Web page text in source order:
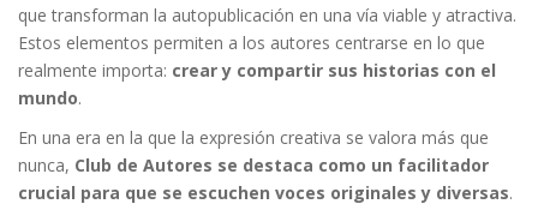
que transforman la autopublicación en una vía viable y atractiva.
Estos elementos permiten a los autores centrarse en lo que
realmente importa: crear y compartir sus historias con el
mundo.
En una era en la que la expresión creativa se valora más que
nunca, Club de Autores se destaca como un facilitador
crucial para que se escuchen voces originales y diversas.